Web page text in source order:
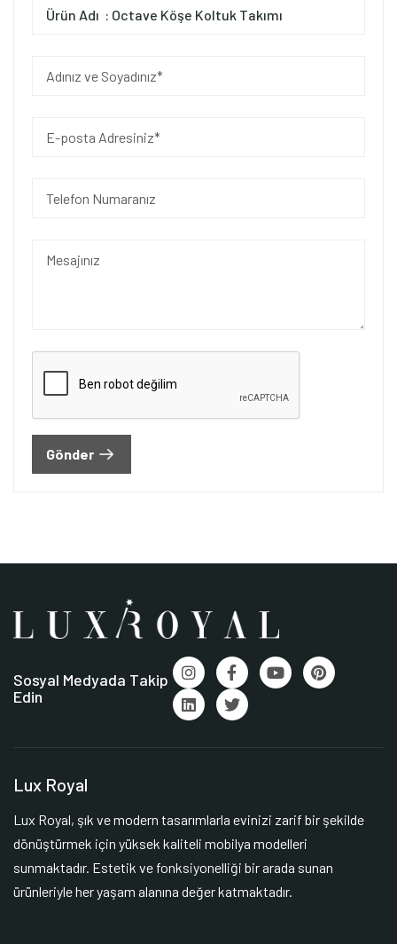
Gönder
Sosyal Medyada Takip
Edin
Lux Royal
Lux Royal, şık ve modern tasarımlarla evinizi zarif bir şekilde
dönüştürmek için yüksek kaliteli mobilya modelleri
sunmaktadır. Estetik ve fonksiyonelliği bir arada sunan
ürünleriyle her yaşam alanına değer katmaktadır.